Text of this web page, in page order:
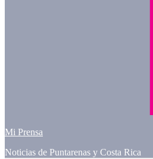
Mi Prensa
Noticias de Puntarenas y Costa Rica